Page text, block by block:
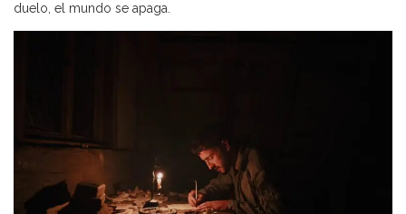
duelo, el mundo se apaga.